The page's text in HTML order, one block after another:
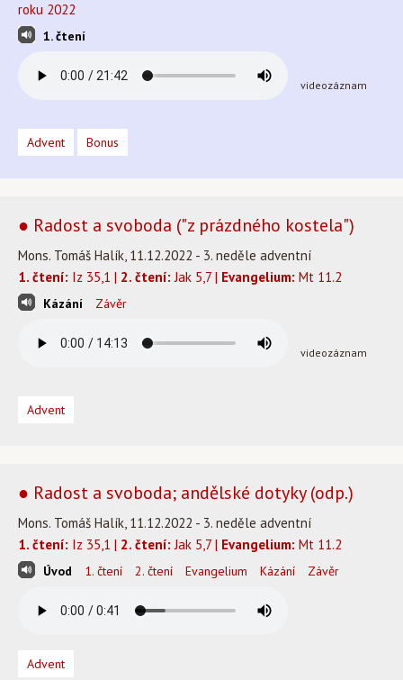
roku 2022
1. čtení
videozáznam
Advent Bonus
● Radost a svoboda ("z prázdného kostela")
Mons. Tomáš Halík, 11.12.2022 - 3. neděle adventní
1. čtení: Iz 35,1 | 2. čtení: Jak 5,7 | Evangelium: Mt 11.2
Kázání Závěr
videozáznam
Advent
● Radost a svoboda; andělské dotyky (odp.)
Mons. Tomáš Halík, 11.12.2022 - 3. neděle adventní
1. čtení: Iz 35,1 | 2. čtení: Jak 5,7 | Evangelium: Mt 11.2
Úvod 1. čtení 2. čtení Evangelium Kázání Závěr
Advent